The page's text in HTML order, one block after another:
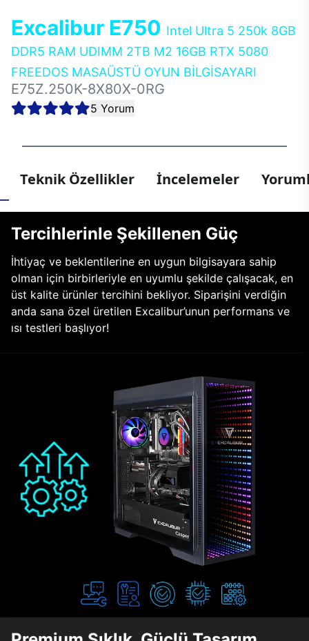
Excalibur E750 Intel Ultra 5 250k 8GB
DDR5 RAM UDIMM 2TB M2 16GB RTX 5080
FREEDOS MASAÜSTÜ OYUN BİLGİSAYARI
E75Z.250K-8X80X-0RG
5 Yorum
Teknik Özellikler İncelemeler
Tercihlerinle Şekillenen Güç
İhtiyaç ve beklentilerine en uygun bilgisayara sahip
olman için birbirleriyle en uyumlu şekilde çalışacak, en
üst kalite ürünler tercihini bekliyor. Siparişini verdiğin
anda sana özel üretilen Excalibur’unun performans ve
ısı testleri başlıyor!